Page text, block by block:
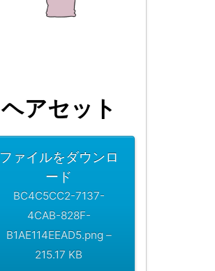
ヘアセット
ファイルをダウンロ
ード
BC4C5CC2-7137-
4CAB-828F-
B1AE114EEAD5.png –
215.17 KB